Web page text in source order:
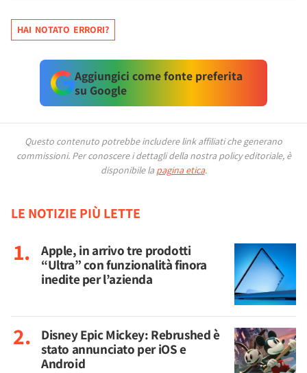
HAI NOTATO ERRORI?
Aggiungici come fonte preferita
su Google
Questo contenuto potrebbe includere link affiliati che generano
commissioni. Per conoscere i dettagli della nostra policy editoriale, è
disponibile la pagina etica.
LE NOTIZIE PIÙ LETTE
Apple, in arrivo tre prodotti
“Ultra” con funzionalità finora
inedite per l’azienda
Disney Epic Mickey: Rebrushed è
stato annunciato per iOS e
Android